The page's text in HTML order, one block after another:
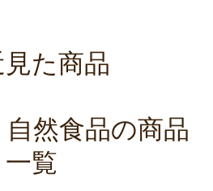
た商品
然食品の商品
一覧